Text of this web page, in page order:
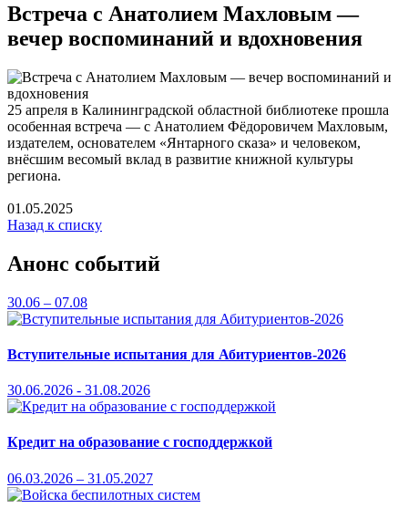
Встреча с Анатолием Махловым —
вечер воспоминаний и вдохновения
25 апреля в Калининградской областной библиотеке прошла
особенная встреча — с Анатолием Фёдоровичем Махловым,
издателем, основателем «Янтарного сказа» и человеком,
внёсшим весомый вклад в развитие книжной культуры
региона.
01.05.2025
Назад к списку
Анонс событий
30.06 – 07.08
Вступительные испытания для Абитуриентов-2026
30.06.2026 - 31.08.2026
Кредит на образование с господдержкой
06.03.2026 – 31.05.2027